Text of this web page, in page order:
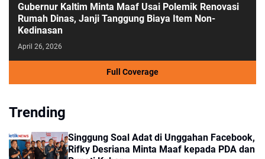
Gubernur Kaltim Minta Maaf Usai Polemik Renovasi
Rumah Dinas, Janji Tanggung Biaya Item Non-
Kedinasan
April 26, 2026
Full Coverage
Trending
Singgung Soal Adat di Unggahan Facebook,
Rifky Desriana Minta Maaf kepada PDA dan